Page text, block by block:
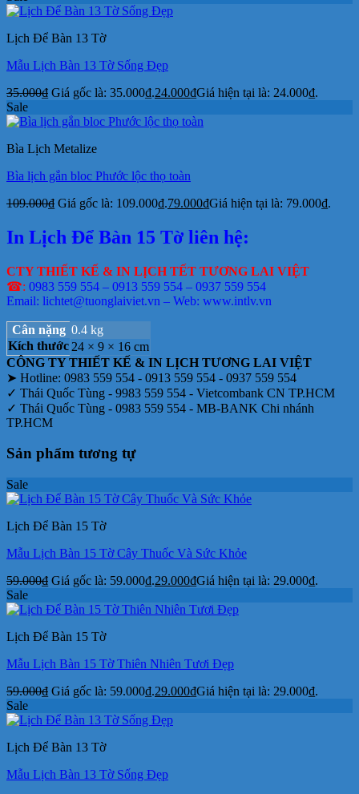
Lịch Để Bàn 13 Tờ
Mẫu Lịch Bàn 13 Tờ Sống Đẹp
35.000₫ Giá gốc là: 35.000₫.24.000₫Giá hiện tại là: 24.000₫.
Sale
Bìa Lịch Metalize
Bìa lịch gắn bloc Phước lộc thọ toàn
109.000₫ Giá gốc là: 109.000₫.79.000₫Giá hiện tại là: 79.000₫.
In Lịch Để Bàn 15 Tờ liên hệ:
CTY THIẾT KẾ & IN LỊCH TẾT TƯƠNG LAI VIỆT
☎: 0983 559 554 – 0913 559 554 – 0937 559 554
Email: lichtet@tuonglaiviet.vn – Web: www.intlv.vn
Cân nặng 0.4 kg
Kích thước 24 × 9 × 16 cm
CÔNG TY THIẾT KẾ & IN LỊCH TƯƠNG LAI VIỆT
➤ Hotline: 0983 559 554 - 0913 559 554 - 0937 559 554
✓ Thái Quốc Tùng - 9983 559 554 - Vietcombank CN TP.HCM
✓ Thái Quốc Tùng - 0983 559 554 - MB-BANK Chi nhánh
TP.HCM
Sản phẩm tương tự
Sale
Lịch Để Bàn 15 Tờ
Mẫu Lịch Bàn 15 Tờ Cây Thuốc Và Sức Khỏe
59.000₫ Giá gốc là: 59.000₫.29.000₫Giá hiện tại là: 29.000₫.
Sale
Lịch Để Bàn 15 Tờ
Mẫu Lịch Bàn 15 Tờ Thiên Nhiên Tươi Đẹp
59.000₫ Giá gốc là: 59.000₫.29.000₫Giá hiện tại là: 29.000₫.
Sale
Lịch Để Bàn 13 Tờ
Mẫu Lịch Bàn 13 Tờ Sống Đẹp